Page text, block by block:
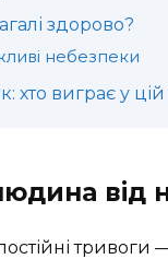
здорово?
небезпеки
хто виграє у цій
від
тривоги